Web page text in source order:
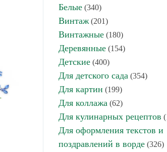
Белые (340)
Винтаж (201)
Винтажные (180)
Деревянные (154)
Детские (400)
Для детского сада (354)
Для картин (199)
Для коллажа (62)
Для кулинарных рецептов
Для оформления текстов и
поздравлений в ворде (326)